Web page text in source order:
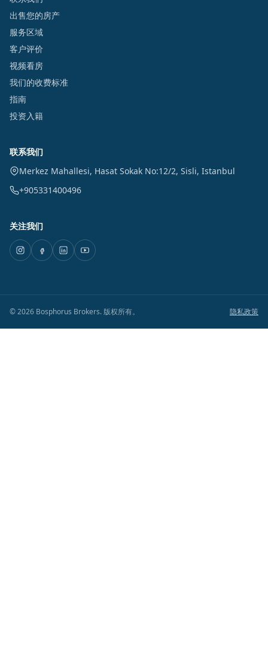
出售您的房产
服务区域
客户评价
视频看房
我们的收费标准
指南
投资入籍
联系我们
Merkez Mahallesi, Hasat Sokak No:12/2, Sisli, Istanbul
+905331400496
关注我们
©2026 Bosphorus Brokers. 版权所有。 隐私政策